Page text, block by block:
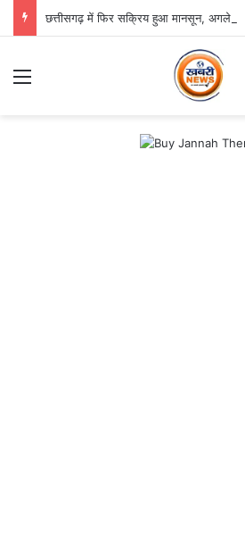
छत्तीसगढ़ में फिर सक्रिय हुआ मानसून, अगले तीन